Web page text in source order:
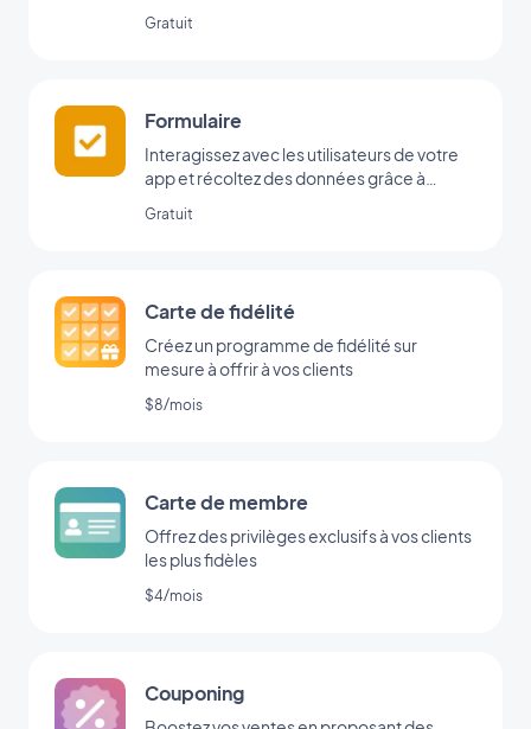
Gratuit
Formulaire
Interagissez avec les utilisateurs de votre
app et récoltez des données grâce à
Gratuit
Carte de fidélité
Créez un programme de fidélité sur
mesure à offrir à vos clients
$8/mois
Carte de membre
Offrez des privilèges exclusifs à vos clients
les plus fidèles
$4/mois
Couponing